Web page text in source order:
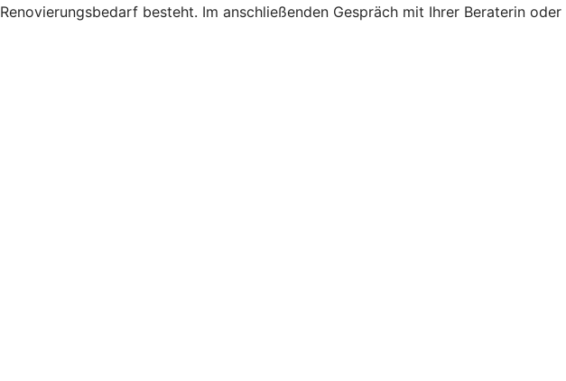
Renovierungsbedarf besteht. Im anschließenden Gespräch mit Ihrer Beraterin